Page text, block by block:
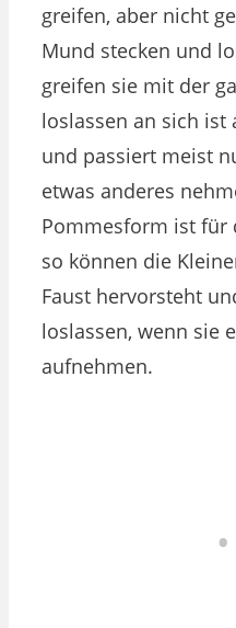
greifen, aber nicht
Mund stecken und
greifen sie mit der
loslassen an sich ist
und passiert meist
etwas anderes
Pommesform ist für
so können die
Faust hervorsteht
loslassen, wenn sie
aufnehmen.